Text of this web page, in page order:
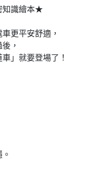
識繪本★
舒適，
要登場了！